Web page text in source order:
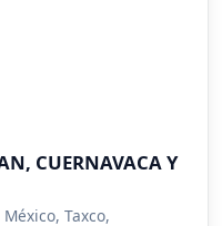
CUERNAVACA Y
Taxco,